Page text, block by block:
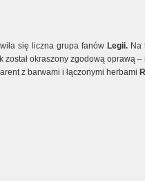
się liczna grupa fanów Legii. Na
został okraszony zgodową oprawą
z barwami i łączonymi herbami